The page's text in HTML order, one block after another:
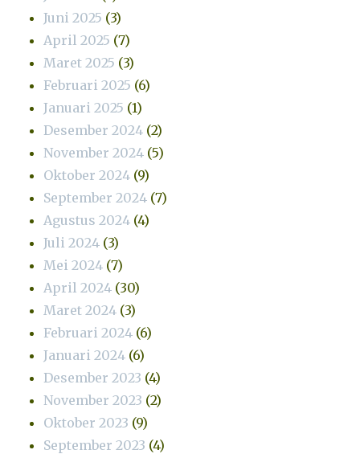
Juni 2025 (3)
April 2025 (7)
Maret 2025 (3)
Februari 2025 (6)
Januari 2025 (1)
Desember 2024 (2)
November 2024 (5)
Oktober 2024 (9)
September 2024 (7)
Agustus 2024 (4)
Juli 2024 (3)
Mei 2024 (7)
April 2024 (30)
Maret 2024 (3)
Februari 2024 (6)
Januari 2024 (6)
Desember 2023 (4)
November 2023 (2)
Oktober 2023 (9)
September 2023 (4)